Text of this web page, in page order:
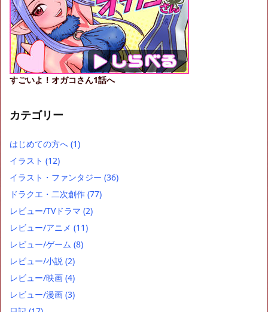
すごいよ！オガコさん1話へ
カテゴリー
はじめての方へ (1)
イラスト (12)
イラスト・ファンタジー (36)
ドラクエ・二次創作 (77)
レビュー/TVドラマ (2)
レビュー/アニメ (11)
レビュー/ゲーム (8)
レビュー/小説 (2)
レビュー/映画 (4)
レビュー/漫画 (3)